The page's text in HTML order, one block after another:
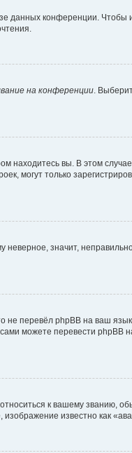
данных конференции.
на конференции .
находитесь вы. В этом
могут только
значит,
перевёл phpBB на ваш
можете перевести
к вашему званию,
известно как